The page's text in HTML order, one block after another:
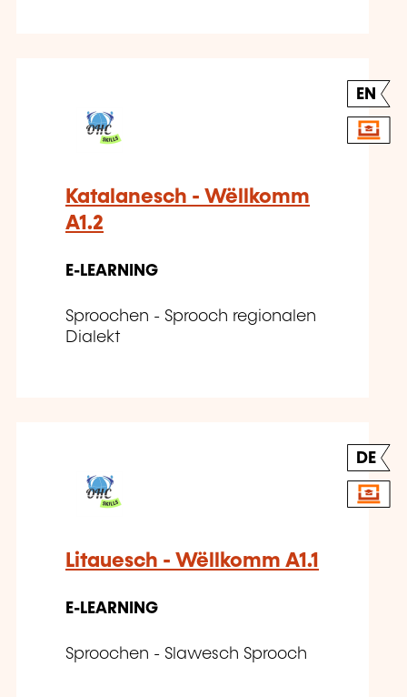
EN
Katalanesch - Wëllkomm
A1.2
E-LEARNING
Sproochen - Sprooch regionalen
Dialekt
DE
Litauesch - Wëllkomm A1.1
E-LEARNING
Sproochen - Slawesch Sprooch